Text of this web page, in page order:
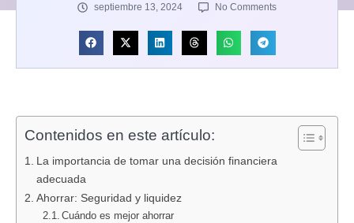
septiembre 13, 2024 No Comments
Contenidos en este artículo:
La importancia de tomar una decisión financiera
adecuada
Ahorrar: Seguridad y liquidez
Cuándo es mejor ahorrar